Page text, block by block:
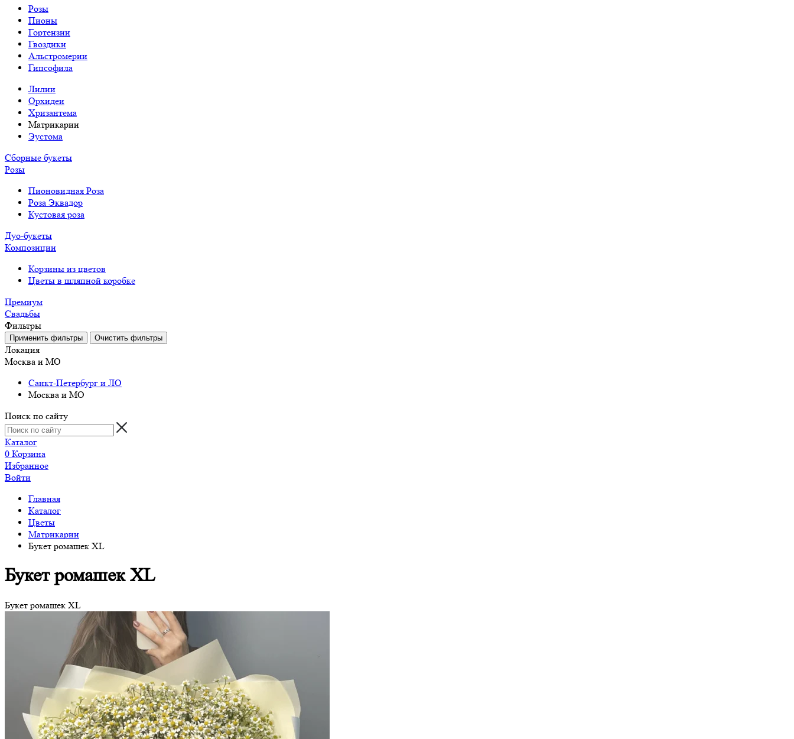
Розы
Пионы
Гортензии
Гвоздики
Альстромерии
Гипсофила
Лилии
Орхидеи
Хризантема
Матрикарии
Эустома
Сборные букеты
Розы
Пионовидная Роза
Роза Эквадор
Кустовая роза
Дуо-букеты
Композиции
Корзины из цветов
Цветы в шляпной коробке
Премиум
Свадьбы
Фильтры
Локация
Москва и МО
Санкт-Петербург и ЛО
Москва и МО
Поиск по сайту
Каталог
0 Корзина
Избранное
Войти
Главная
Каталог
Цветы
Матрикарии
Букет ромашек XL
Букет ромашек XL
Букет ромашек XL